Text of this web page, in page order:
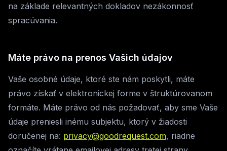
na základe relevantných dokladov nezákonnosť
spracúvania.
Máte právo na prenos Vašich údajov
Vaše osobné údaje, ktoré ste nám poskytli, máte
právo získať v elektronickej forme v štruktúrovanom
formáte. Máte právo od nás požadovať, aby sme Vaše
údaje preniesli inému subjektu, ktorý v žiadosti
doručenej na: privacy@goodrequest.com, riadne